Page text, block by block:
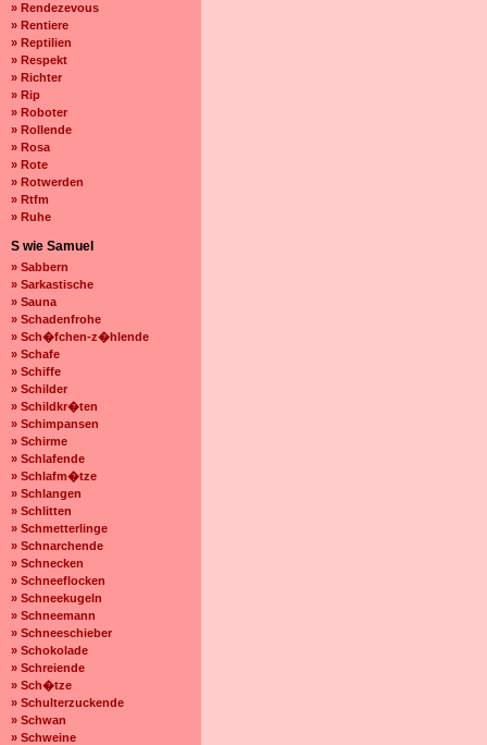
» Rendezevous
» Rentiere
» Reptilien
» Respekt
» Richter
» Rip
» Roboter
» Rollende
» Rosa
» Rote
» Rotwerden
» Rtfm
» Ruhe
S wie Samuel
» Sabbern
» Sarkastische
» Sauna
» Schadenfrohe
» Sch�fchen-z�hlende
» Schafe
» Schiffe
» Schilder
» Schildkr�ten
» Schimpansen
» Schirme
» Schlafende
» Schlafm�tze
» Schlangen
» Schlitten
» Schmetterlinge
» Schnarchende
» Schnecken
» Schneeflocken
» Schneekugeln
» Schneemann
» Schneeschieber
» Schokolade
» Schreiende
» Sch�tze
» Schulterzuckende
» Schwan
» Schweine